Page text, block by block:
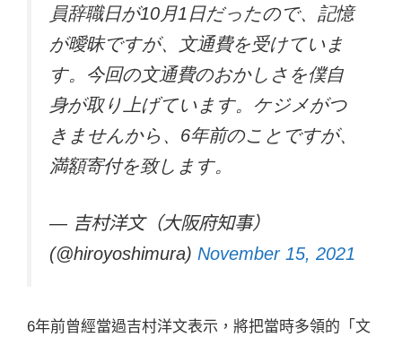
員辞職日が10月1日だったので、記憶
が曖昧ですが、文通費を受けていま
す。今回の文通費のおかしさを僕自
身が取り上げています。ケジメがつ
きませんから、6年前のことですが、
満額寄付を致します。
— 吉村洋文（大阪府知事）
(@hiroyoshimura) November 15, 2021
6年前曾經當過吉村洋文表示，將把當時多領的「文